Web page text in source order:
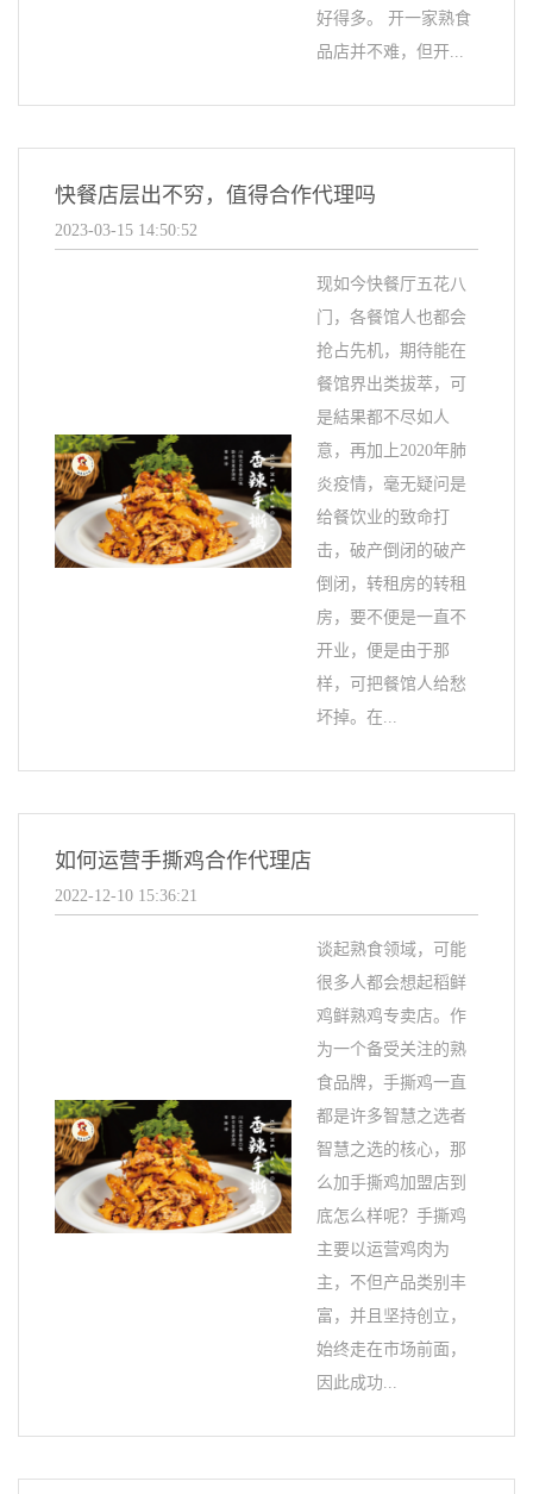
好得多。 开一家熟食
品店并不难，但开...
快餐店层出不穷，值得合作代理吗
2023-03-15 14:50:52
现如今快餐厅五花八
门，各餐馆人也都会
抢占先机，期待能在
餐馆界出类拔萃，可
是結果都不尽如人
意，再加上2020年肺
炎疫情，毫无疑问是
给餐饮业的致命打
击，破产倒闭的破产
倒闭，转租房的转租
房，要不便是一直不
开业，便是由于那
样，可把餐馆人给愁
坏掉。在...
如何运营手撕鸡合作代理店
2022-12-10 15:36:21
谈起熟食领域，可能
很多人都会想起稻鲜
鸡鲜熟鸡专卖店。作
为一个备受关注的熟
食品牌，手撕鸡一直
都是许多智慧之选者
智慧之选的核心，那
么加手撕鸡加盟店到
底怎么样呢？手撕鸡
主要以运营鸡肉为
主，不但产品类别丰
富，并且坚持创立，
始终走在市场前面，
因此成功...